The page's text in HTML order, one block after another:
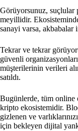
Görüyorsunuz, suçlular
meyillidir.
sanayi varsa, akbabalar
Tekrar ve tekrar
güvenli
müşterilerinin verileri
satıldı.
Bugünlerde, tüm online
kripto ekosistemidir.
gizlenen ve
için bekleyen dijital